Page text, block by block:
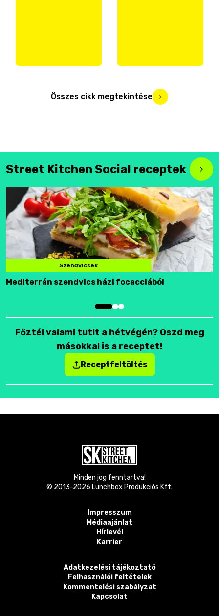
Összes cikk megtekintése
Street Kitchen Social receptek
Szendvicsek
Mediterrán szendvics házi focacciából
Főztél valami tutit a hétvégén? Oszd meg
másokkal is a receptet!
Receptfeltöltés
Minden jog fenntartva!
© 2013-2026 Lunchbox Produkciós Kft.
Impresszum
Médiaajánlat
Hírlevél
Karrier
Adatkezelési tájékoztató
Felhasználói feltételek
Kommentelési szabályzat
Kapcsolat